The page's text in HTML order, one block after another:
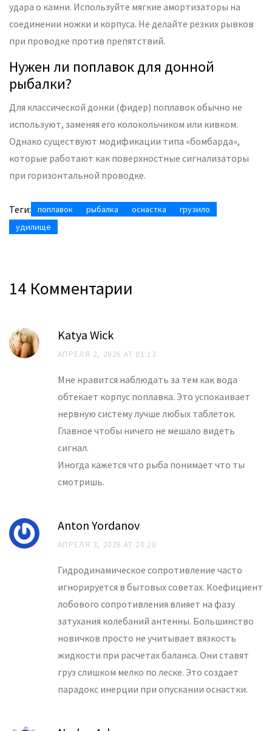
удара о камни. Используйте мягкие амортизаторы на
соединении ножки и корпуса. Не делайте резких рывков
при проводке против препятствий.
Нужен ли поплавок для донной
рыбалки?
Для классической донки (фидер) поплавок обычно не
используют, заменяя его колокольчиком или кивком.
Однако существуют модификации типа «бомбарда»,
которые работают как поверхностные сигнализаторы
при горизонтальной проводке.
Теги: поплавок рыбалка оснастка
грузило
удилище
14 Комментарии
Katya Wick
АПРЕЛЯ 2, 2026 AT 01:13
Мне нравится наблюдать за тем как вода
обтекает корпус поплавка. Это успокаивает
нервную систему лучше любых таблеток.
Главное чтобы ничего не мешало видеть
сигнал.
Иногда кажется что рыба понимает что ты
смотришь.
Anton Yordanov
АПРЕЛЯ 3, 2026 AT 20:20
Гидродинамическое сопротивление часто
игнорируется в бытовых советах. Коефициент
лобового сопротивления влияет на фазу
затухания колебаний антенны. Большинство
новичков просто не учитывает вязкость
жидкости при расчетах баланса. Они ставят
груз слишком мелко по леске. Это создает
парадокс инерции при опускании оснастки.